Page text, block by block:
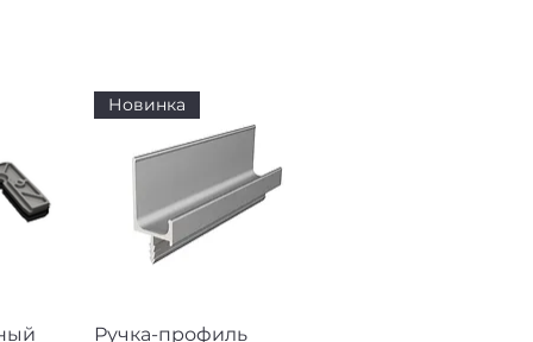
Быстрый просмотр
Новинка
Ручка-профиль